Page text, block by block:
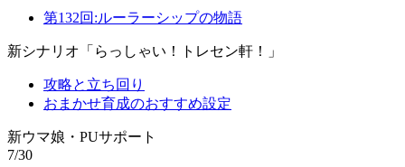
第132回:ルーラーシップの物語
新シナリオ「らっしゃい！トレセン軒！」
攻略と立ち回り
おまかせ育成のおすすめ設定
新ウマ娘・PUサポート
7/30